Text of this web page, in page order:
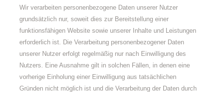
Wir verarbeiten personenbezogene Daten unserer Nutzer
grundsätzlich nur, soweit dies zur Bereitstellung einer
funktionsfähigen Website sowie unserer Inhalte und Leistungen
erforderlich ist. Die Verarbeitung personenbezogener Daten
unserer Nutzer erfolgt regelmäßig nur nach Einwilligung des
Nutzers. Eine Ausnahme gilt in solchen Fällen, in denen eine
vorherige Einholung einer Einwilligung aus tatsächlichen
Gründen nicht möglich ist und die Verarbeitung der Daten durch